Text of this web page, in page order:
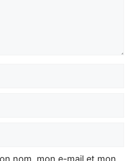
nom, mon e-mail et mon